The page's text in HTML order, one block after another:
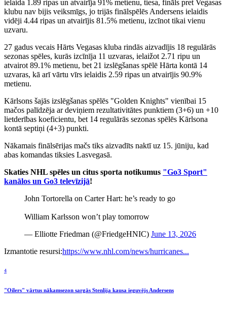
ielaida 1.89 ripas un atvairīja 91% metienu, tiesa, fināls pret Vegasas
klubu nav bijis veiksmīgs, jo trijās finālspēlēs Andersens ielaidis
vidēji 4.44 ripas un atvairījis 81.5% metienu, izcīnot tikai vienu
uzvaru.
27 gadus vecais Hārts Vegasas kluba rindās aizvadījis 18 regulārās
sezonas spēles, kurās izcīnīja 11 uzvaras, ielaižot 2.71 ripu un
atvairot 89.1% metienu, bet 21 izslēgšanas spēlē Hārta kontā 14
uzvaras, kā arī vārtu vīrs ielaidis 2.59 ripas un atvairījis 90.9%
metienu.
Kārlsons šajās izslēgšanas spēlēs "Golden Knights" vienībai 15
mačos palīdzēja ar deviņiem rezultativitātes punktiem (3+6) un +10
lietderības koeficientu, bet 14 regulārās sezonas spēlēs Kārlsona
kontā septiņi (4+3) punkti.
Nākamais finālsērijas mačs tiks aizvadīts naktī uz 15. jūniju, kad
abas komandas tiksies Lasvegasā.
Skaties NHL spēles un citus sporta notikumus "Go3 Sport"
kanālos un Go3 televīzijā!
John Tortorella on Carter Hart: he’s ready to go
William Karlsson won’t play tomorrow
— Elliotte Friedman (@FriedgeHNIC) June 13, 2026
Izmantotie resursi:https://www.nhl.com/news/hurricanes...
4
"Oilers" vārtus nākamsezon sargās Stenlija kausa ieguvējs Andersens